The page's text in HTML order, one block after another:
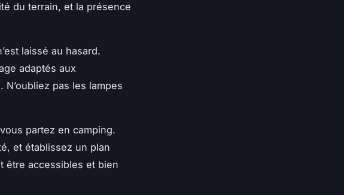
du terrain, et la présence
laissé au hasard.
adaptés aux
pas les lampes
partez en camping.
et établissez un plan
être accessibles et bien